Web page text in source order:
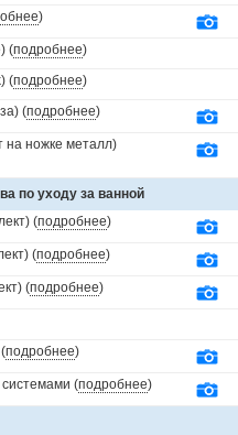
)
(подробнее)
(подробнее)
(подробнее)
на ножке металл)
по уходу за ванной
(подробнее)
(подробнее)
(подробнее)
подробнее)
(подробнее)